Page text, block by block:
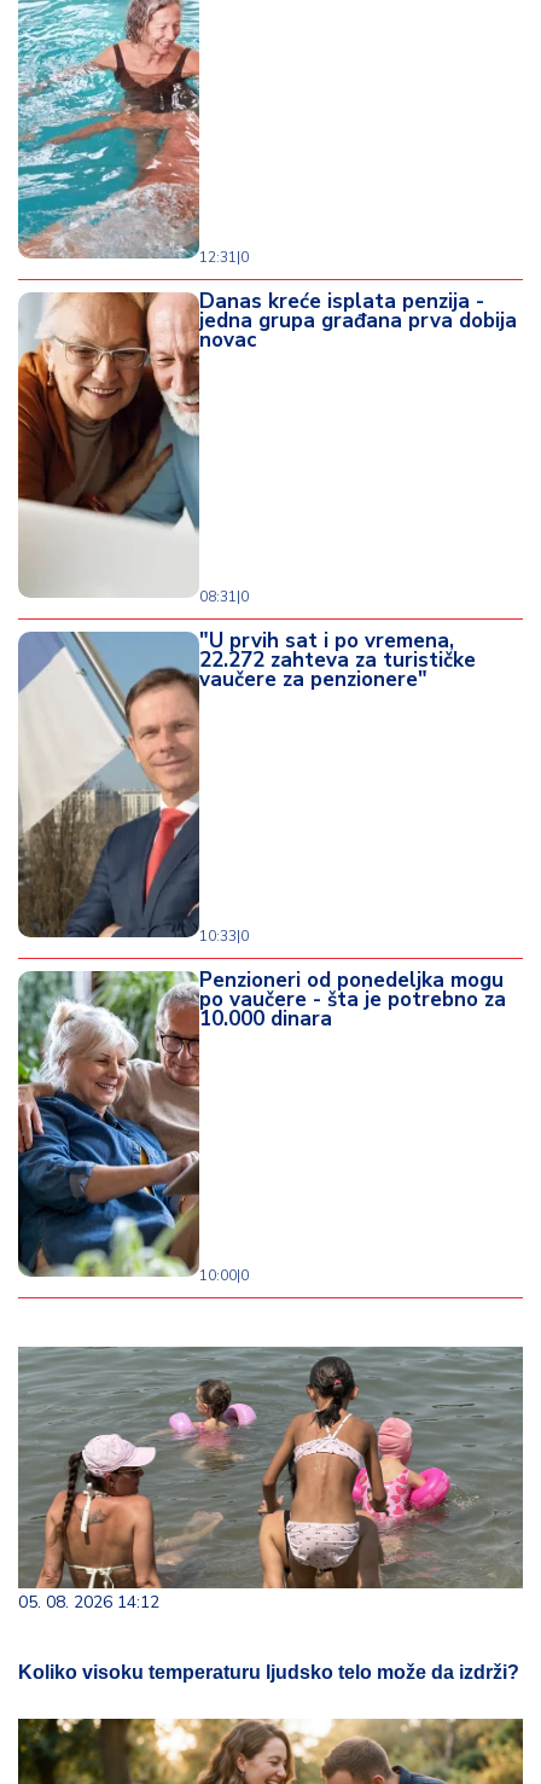
12:31|0
Danas kreće isplata penzija -
jedna grupa građana prva dobija
novac
08:31|0
"U prvih sat i po vremena,
22.272 zahteva za turističke
vaučere za penzionere"
10:33|0
Penzioneri od ponedeljka mogu
po vaučere - šta je potrebno za
10.000 dinara
10:00|0
05. 08. 2026 14:12
Koliko visoku temperaturu ljudsko telo može da izdrži?